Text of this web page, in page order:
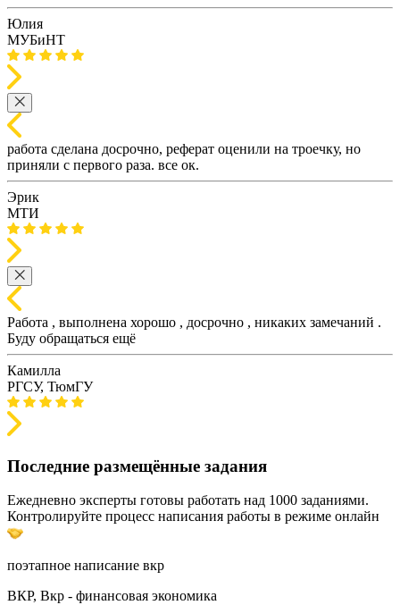
Юлия
МУБиНТ
работа сделана досрочно, реферат оценили на троечку, но
приняли с первого раза. все ок.
Эрик
МТИ
Работа , выполнена хорошо , досрочно , никаких замечаний .
Буду обращаться ещё
Камилла
РГСУ, ТюмГУ
Последние размещённые задания
Ежедневно эксперты готовы работать над 1000 заданиями.
Контролируйте процесс написания работы в режиме онлайн
поэтапное написание вкр
ВКР, Вкр - финансовая экономика